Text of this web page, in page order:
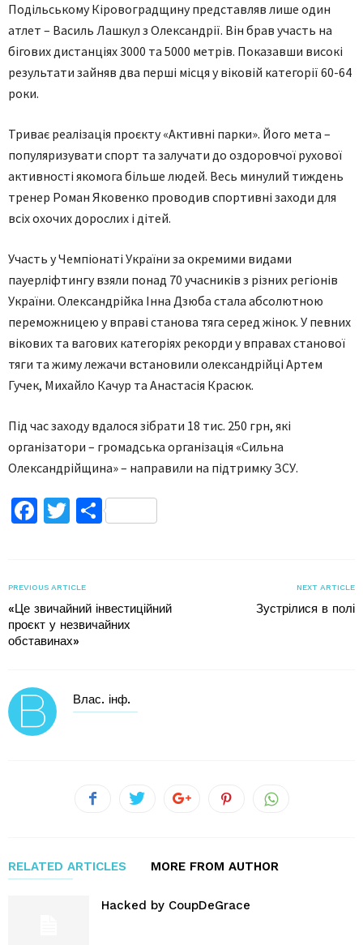
Подільському Кіровоградщину представляв лише один
атлет – Василь Лашкул з Олександрії. Він брав участь на
бігових дистанціях 3000 та 5000 метрів. Показавши високі
результати зайняв два перші місця у віковій категорії 60-64
роки.
Триває реалізація проєкту «Активні парки». Його мета –
популяризувати спорт та залучати до оздоровчої рухової
активності якомога більше людей. Весь минулий тиждень
тренер Роман Яковенко проводив спортивні заходи для
всіх охочих дорослих і дітей.
Участь у Чемпіонаті України за окремими видами
пауерліфтингу взяли понад 70 учасників з різних регіонів
України. Олександрійка Інна Дзюба стала абсолютною
переможницею у вправі станова тяга серед жінок. У певних
вікових та вагових категоріях рекорди у вправах станової
тяги та жиму лежачи встановили олександрійці Артем
Гучек, Михайло Качур та Анастасія Красюк.
Під час заходу вдалося зібрати 18 тис. 250 грн, які
організатори – громадська організація «Сильна
Олександрійщина» – направили на підтримку ЗСУ.
Facebook
TwitterПоділитися
PREVIOUS ARTICLE
«Це звичайний інвестиційний
проєкт у незвичайних
обставинах»
NEXT ARTICLE
Зустрілися в полі
Влас. інф.
RELATED ARTICLES MORE FROM AUTHOR
Hacked by CoupDeGrace